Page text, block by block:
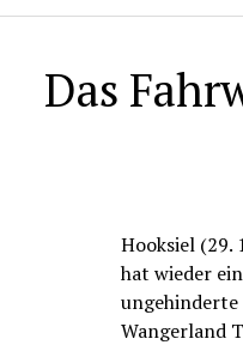
Das
Hooksiel (29.
hat wieder
Wangerland